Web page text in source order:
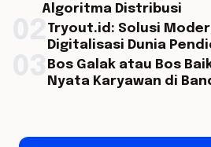
Algoritma Distribusi
Tryout.id: Solusi
Digitalisasi Dunia
Bos Galak atau Bos
Nyata Karyawan di